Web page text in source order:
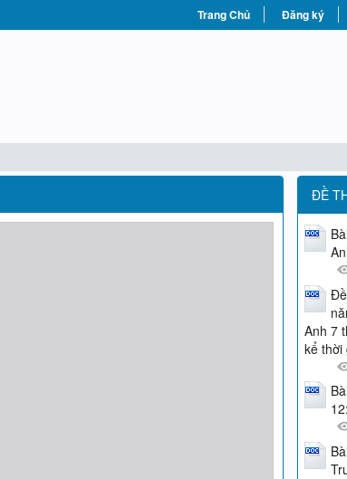
Trang Chủ Đăng ký
ĐỀ
Anh 7
kể thời